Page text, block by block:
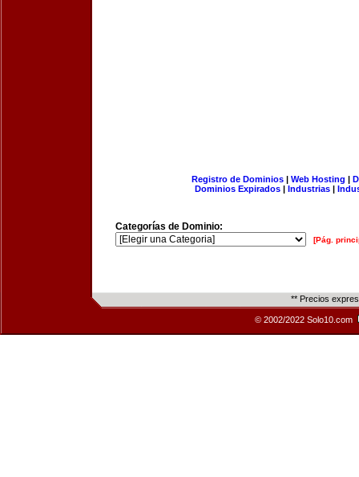
Registro de Dominios| Web Hosting |
Dominios Expirados | Industrias |
Categorías de Dominio:
[Pág.
** Precios
© 2002/2022 Solo10.com